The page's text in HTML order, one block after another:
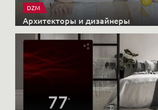
DZM
Архитекторы и дизайнеры